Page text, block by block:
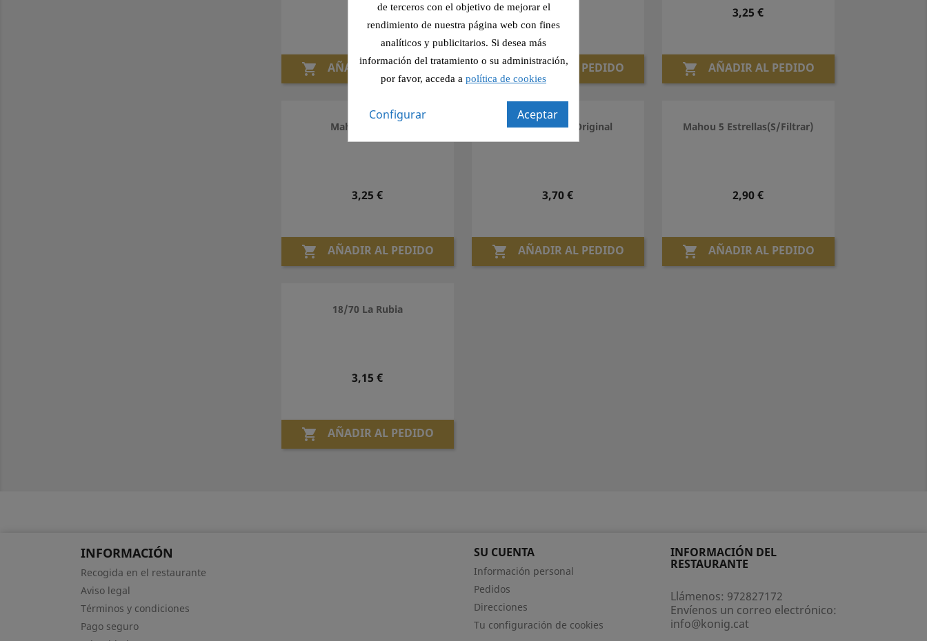
Precio
3,10 €
 AÑADIR AL PEDIDO
Precio
2,95 €
 AÑADIR AL PEDIDO
Precio
3,25 €
 AÑADIR AL PEDIDO
Mahou Maestra
Precio
3,25 €
 AÑADIR AL PEDIDO
Mahou Barrica Original
Precio
3,70 €
 AÑADIR AL PEDIDO
Mahou 5 Estrellas(S/Filtrar)
Precio
2,90 €
 AÑADIR AL PEDIDO
18/70 La Rubia
Precio
3,15 €
 AÑADIR AL PEDIDO
INFORMACIÓN
Recogida en el restaurante
Aviso legal
Términos y condiciones
Pago seguro
SU CUENTA
Información personal
Pedidos
Direcciones
Tu configuración de cookies
INFORMACIÓN DEL
RESTAURANTE
Llámenos: 972827172
Envíenos un correo electrónico:
info@konig.cat
de terceros con el objetivo de mejorar el
rendimiento de nuestra página web con fines
analíticos y publicitarios. Si desea más
información del tratamiento o su administración,
por favor, acceda a política de cookies
Aceptar
Configurar